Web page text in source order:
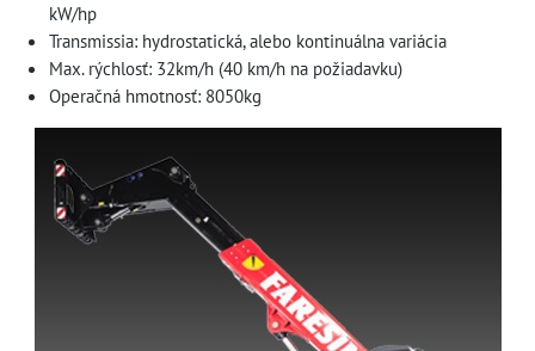
kW/hp
Transmissia: hydrostatická, alebo kontinuálna variácia
Max. rýchlosť: 32km/h (40 km/h na požiadavku)
Operačná hmotnosť: 8050kg